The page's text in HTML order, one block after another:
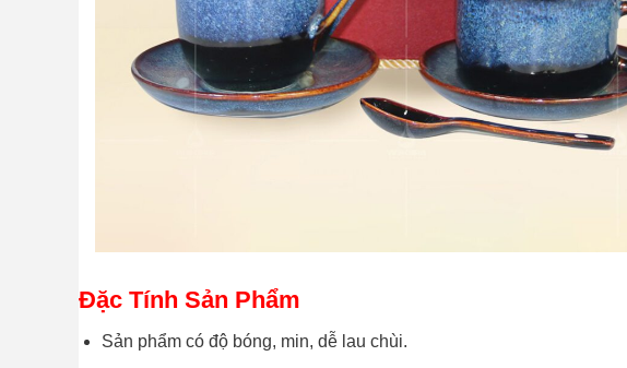
Đặc Tính Sản Phẩm
Sản phẩm có độ bóng, min, dễ lau chùi.